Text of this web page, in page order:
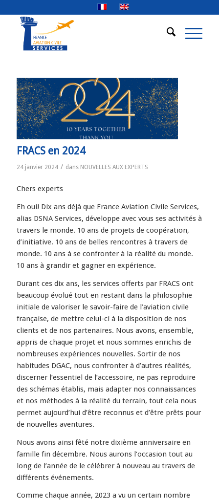
FRACS en 2024
24 janvier 2024 / dans NOUVELLES AUX EXPERTS
Chers experts
Eh oui! Dix ans déjà que France Aviation Civile Services,
alias DSNA Services, développe avec vous ses activités à
travers le monde. 10 ans de projets de coopération,
d’initiative. 10 ans de belles rencontres à travers de
monde. 10 ans à se confronter à la réalité du monde.
10 ans à grandir et gagner en expérience.
Durant ces dix ans, les services offerts par FRACS ont
beaucoup évolué tout en restant dans la philosophie
initiale de valoriser le savoir-faire de l’aviation civile
française, de mettre celui-ci à la disposition de nos
clients et de nos partenaires. Nous avons, ensemble,
appris de chaque projet et nous sommes enrichis de
nombreuses expériences nouvelles. Sortir de nos
habitudes DGAC, nous confronter à d’autres réalités,
discerner l’essentiel de l’accessoire, ne pas reproduire
des schémas établis, mais adapter nos connaissances
et nos méthodes à la réalité du terrain, tout cela nous
permet aujourd’hui d’être reconnus et d’être prêts pour
de nouvelles aventures.
Nous avons ainsi fêté notre dixième anniversaire en
famille fin décembre. Nous aurons l’occasion tout au
long de l’année de le célébrer à nouveau au travers de
différents événements.
Comme chaque année, 2023 a vu un certain nombre